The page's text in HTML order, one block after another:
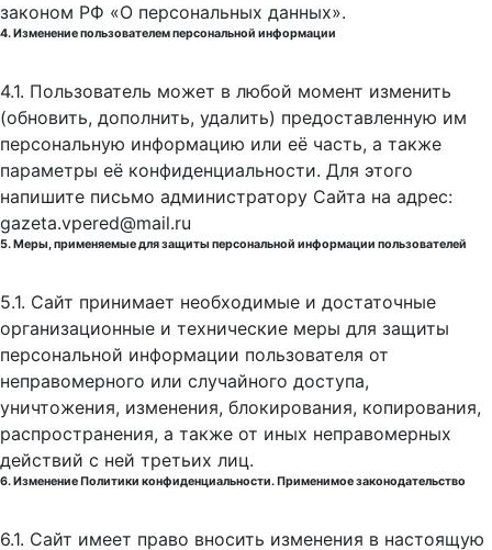
законом РФ «О персональных данных».
4. Изменение пользователем персональной информации
4.1. Пользователь может в любой момент изменить
(обновить, дополнить, удалить) предоставленную им
персональную информацию или её часть, а также
параметры её конфиденциальности. Для этого
напишите письмо администратору Сайта на адрес:
gazeta.vpered@mail.ru
5. Меры, применяемые для защиты персональной информации пользователей
5.1. Сайт принимает необходимые и достаточные
организационные и технические меры для защиты
персональной информации пользователя от
неправомерного или случайного доступа,
уничтожения, изменения, блокирования, копирования,
распространения, а также от иных неправомерных
действий с ней третьих лиц.
6. Изменение Политики конфиденциальности. Применимое законодательство
6.1. Сайт имеет право вносить изменения в настоящую